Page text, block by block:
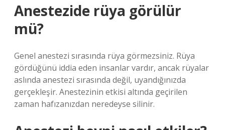
Anestezide rüya görülür
mü?
Genel anestezi sırasında rüya görmezsiniz. Rüya
gördüğünü iddia eden insanlar vardır, ancak rüyalar
aslında anestezi sırasında değil, uyandığınızda
gerçekleşir. Anestezinin etkisi altında geçirilen
zaman hafızanızdan neredeyse silinir.